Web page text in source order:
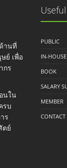
านที่
ย์ เพื่อ
กร
นใน
รบ
ร
ตย์
PUBLIC
IN-HOUSE
BOOK
SALARY
MEMBER
CONTACT